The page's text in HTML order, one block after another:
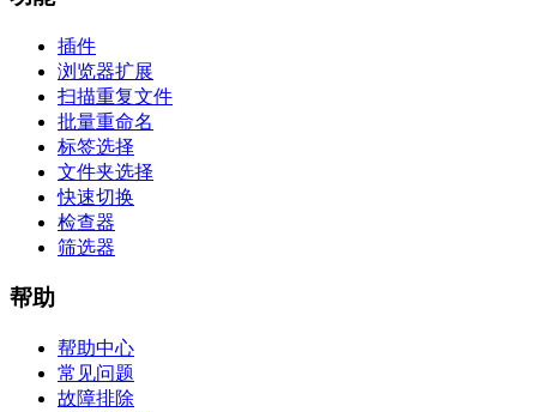
插件
浏览器扩展
扫描重复文件
批量重命名
标签选择
文件夹选择
快速切换
检查器
筛选器
帮助
帮助中心
常见问题
故障排除